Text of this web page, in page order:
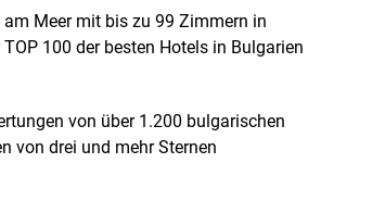
am Meer mit bis zu 99 Zimmern in
100 der besten Hotels in Bulgarien
von über 1.200 bulgarischen
von drei und mehr Sternen